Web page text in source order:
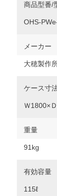
商品型番/
OHS-
メーカー
大穂製作
ケース寸
Ｗ1800×
重量
91kg
有効容量
115ℓ